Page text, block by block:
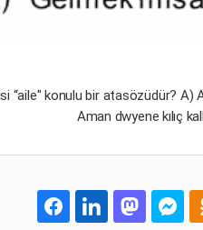
“aile" konulu bir atasözüdür? A)
Aman dwyene kılıç